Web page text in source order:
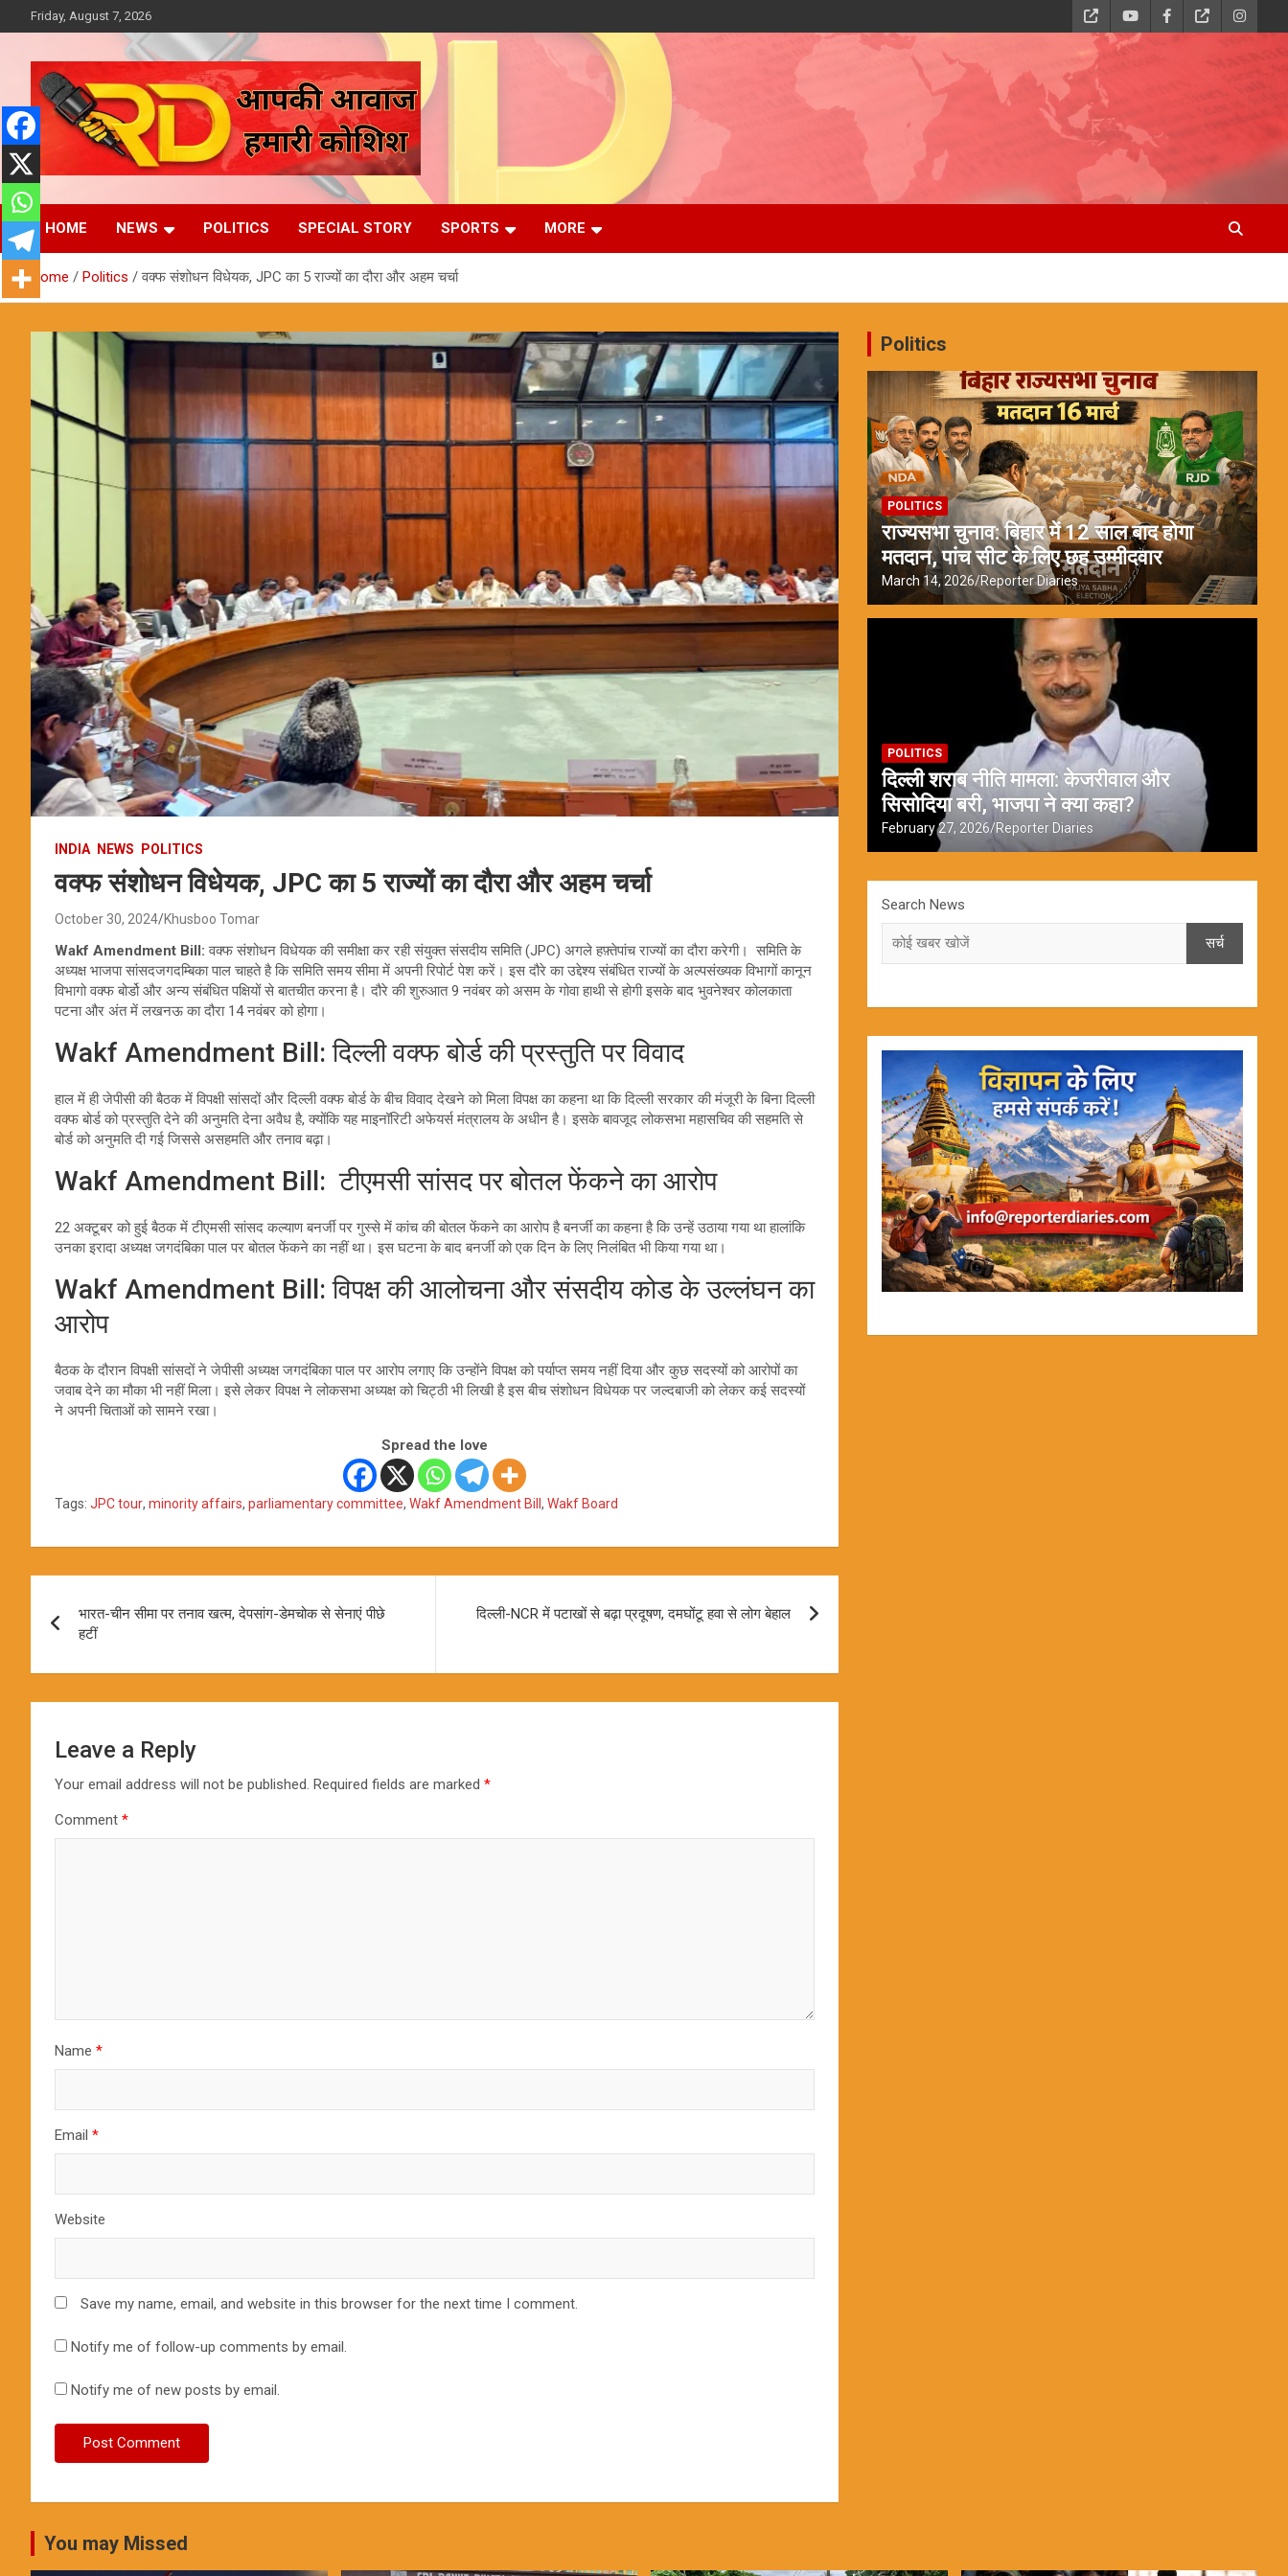
to
Friday, August 7, 2026
Reporter Diaries
आपकी आवाज, हमारी कोशिश
HOME NEWS POLITICS SPECIAL STORY SPORTS MORE
Home Politics वक्फ संशोधन विधेयक, JPC का 5 राज्यों का दौरा और अहम चर्चा
INDIA NEWS POLITICS
वक्फ संशोधन विधेयक, JPC का 5 राज्यों का दौरा और अहम चर्चा
October 30, 2024 Khusboo Tomar
Wakf Amendment Bill: वक्फ संशोधन विधेयक की समीक्षा कर रही संयुक्त संसदीय समिति (JPC) अगले हफ़्तेपांच राज्यों का दौरा करेगी। समिति के
अध्यक्ष भाजपा सांसदजगदम्बिका पाल चाहते है कि समिति समय सीमा में अपनी रिपोर्ट पेश करें। इस दौरे का उद्देश्य संबंधित राज्यों के अल्पसंख्यक विभागों कानून
विभागो वक्फ बोर्डो और अन्य संबंधित पक्षियों से बातचीत करना है। दौरे की शुरुआत 9 नवंबर को असम के गोवा हाथी से होगी इसके बाद भुवनेश्वर कोलकाता
पटना और अंत में लखनऊ का दौरा 14 नवंबर को होगा।
Wakf Amendment Bill: दिल्ली वक्फ बोर्ड की प्रस्तुति पर विवाद
हाल में ही जेपीसी की बैठक में विपक्षी सांसदों और दिल्ली वक्फ बोर्ड के बीच विवाद देखने को मिला विपक्ष का कहना था कि दिल्ली सरकार की मंजूरी के बिना दिल्ली
वक्फ बोर्ड को प्रस्तुति देने की अनुमति देना अवैध है, क्योंकि यह माइनॉरिटी अफेयर्स मंत्रालय के अधीन है। इसके बावजूद लोकसभा महासचिव की सहमति से
बोर्ड को अनुमति दी गई जिससे असहमति और तनाव बढ़ा।
Wakf Amendment Bill: टीएमसी सांसद पर बोतल फेंकने का आरोप
22 अक्टूबर को हुई बैठक में टीएमसी सांसद कल्याण बनर्जी पर गुस्से में कांच की बोतल फेंकने का आरोप है बनर्जी का कहना है कि उन्हें उठाया गया था हालांकि
उनका इरादा अध्यक्ष जगदंबिका पाल पर बोतल फेंकने का नहीं था। इस घटना के बाद बनर्जी को एक दिन के लिए निलंबित भी किया गया था।
Wakf Amendment Bill: विपक्ष की आलोचना और संसदीय कोड के उल्लंघन का
आरोप
बैठक के दौरान विपक्षी सांसदों ने जेपीसी अध्यक्ष जगदंबिका पाल पर आरोप लगाए कि उन्होंने विपक्ष को पर्याप्त समय नहीं दिया और कुछ सदस्यों को आरोपों का
जवाब देने का मौका भी नहीं मिला। इसे लेकर विपक्ष ने लोकसभा अध्यक्ष को चिट्ठी भी लिखी है इस बीच संशोधन विधेयक पर जल्दबाजी को लेकर कई सदस्यों
ने अपनी चिताओं को सामने रखा।
Spread the love
Tags: JPC tour, minority affairs, parliamentary committee, Wakf Amendment Bill , Wakf Board
navigation
भारत-चीन सीमा पर तनाव खत्म, देपसांग-डेमचोक से सेनाएं पीछे
हटीं
दिल्ली-NCR में पटाखों से बढ़ा प्रदूषण, दमघोंटू हवा से लोग बेहाल
Leave a Reply
Your email address will not be published. Required fields are marked *
Comment *
Name *
Email *
Website
Save my name, email, and website in this browser for the next time I comment.
Notify me of follow-up comments by email.
Notify me of new posts by email.
Politics
POLITICS
राज्यसभा चुनाव: बिहार में 12 साल बाद होगा
मतदान, पांच सीट के लिए छह उम्मीदवार
March 14, 2026 Reporter Diaries
POLITICS
दिल्ली शराब नीति मामला: केजरीवाल और
सिसोदिया बरी, भाजपा ने क्या कहा?
February 27, 2026 Reporter Diaries
Search News
सर्च
You may Missed